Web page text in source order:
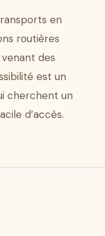
en
routières
des
est un
cherchent un
d’accès.